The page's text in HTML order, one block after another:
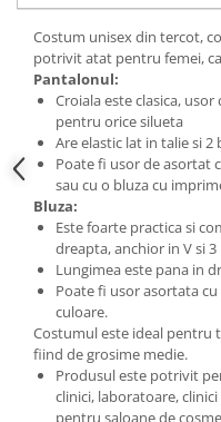
Costum unisex din tercot,
potrivit atat pentru femei,
Pantalonul:
Croiala este clasica,
pentru orice silueta
Are elastic lat in talie si
Poate fi usor de asortat
sau cu o bluza cu
Bluza:
Este foarte practica si
dreapta, anchior in V si
Lungimea este pana in
Poate fi usor asortata
culoare.
Costumul este ideal
fiind de grosime medie.
Produsul este potrivit
clinici, laboratoare,
pentru saloane de